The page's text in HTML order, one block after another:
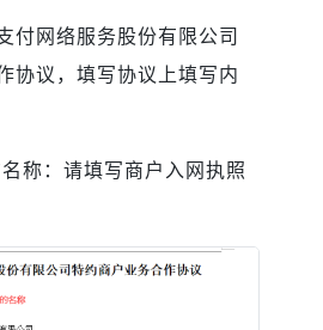
付网络服务股份有限公司
协议，填写协议上填写内
称：请填写商户入网执照